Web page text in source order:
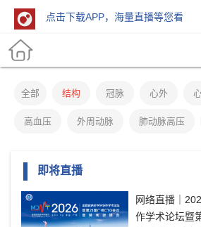
点击下载APP，海量直播等您看
全部 结构 冠脉 心外
高血压 外周动脉 肺动脉高压
即将直播
网络直播｜
作学术论坛暨